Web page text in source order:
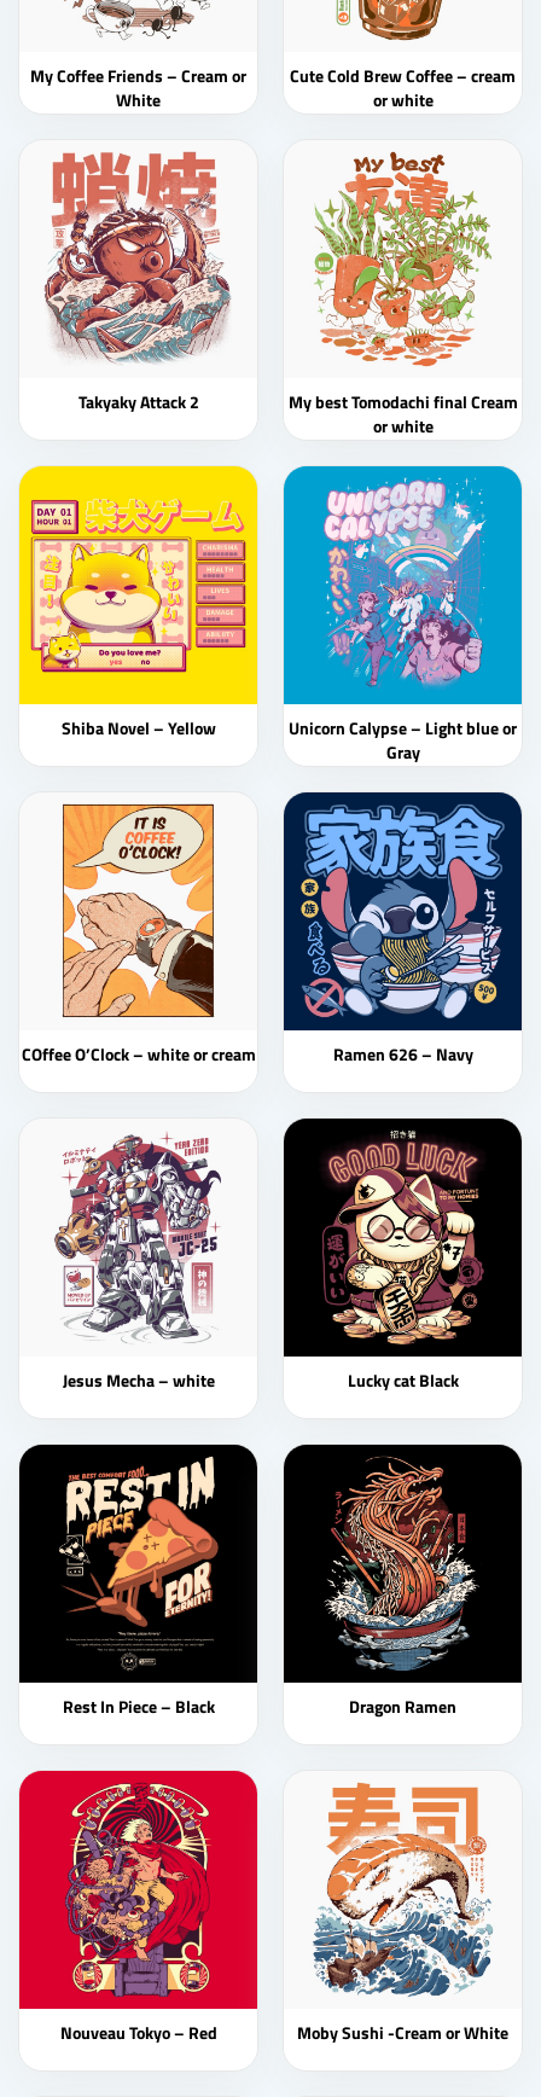
My Coffee Friends – Cream or
White
Cute Cold Brew Coffee – cream
or white
Takyaky Attack 2
My best Tomodachi final Cream
or white
Shiba Novel – Yellow
Unicorn Calypse – Light blue or
Gray
COffee O’Clock – white or cream Ramen 626 – Navy
Jesus Mecha – white Lucky cat Black
Rest In Piece – Black Dragon Ramen
Nouveau Tokyo – Red Moby Sushi -Cream or White